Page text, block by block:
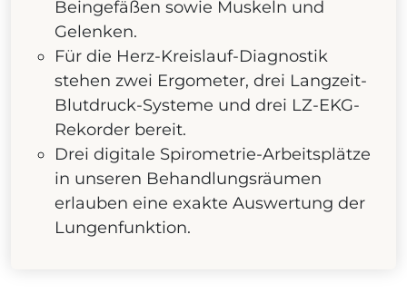
Beingefäßen sowie Muskeln und
Gelenken.
Für die Herz-Kreislauf-Diagnostik
stehen zwei Ergometer, drei Langzeit-
Blutdruck-Systeme und drei LZ-EKG-
Rekorder bereit.
Drei digitale Spirometrie-Arbeitsplätze
in unseren Behandlungsräumen
erlauben eine exakte Auswertung der
Lungenfunktion.